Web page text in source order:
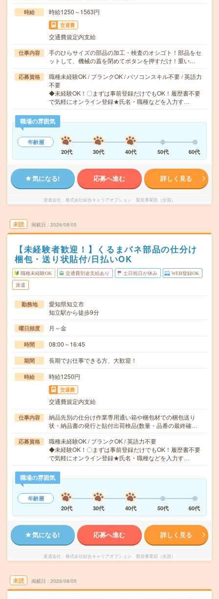
時給 時給1250～1563円
交通費
交通費規定内支給
仕事内容
手のひらサイズの部品の加工・検査のオシゴト！部品をセ
ットして、機械の蓋を閉めてボタンを押すだけ！重い…
応募資格
職種未経験OK / ブランクOK / パソコンスキル不要 / 英語力
不要
◆未経験OK！〇まずは事前登録だけでもOK！履歴書不要
で気軽にオンライン登録★氏名・職種などを入力す…
職場の雰囲気
年齢層
20代
30代 40代 50代 60代
気になる! 応募へ進む 詳しく見る
派遣会社 株式会社綜合キャリアオプション 製造事業部（全国）
未読 掲載日 2026/08/05
【未経験者歓迎！】くるまバネ部品の仕分け
梱包・送り状貼付/日払いOK
職種未経験OK 交通費別途支給あり 土日祝日が休み WEB登録OK
派遣
勤務地
愛知県知立市
知立駅から徒歩9分
曜日頻度 月～金
時間 08:00～16:45
期間 長期でお仕事できる方、大歓迎！
時給 時給1250円
交通費
交通費規定内支給
仕事内容
納品先別の仕分け作業専用通い箱や梱包材での梱包送り
状・納品書の発行と貼付出荷検品(数量・品番の最終確…
応募資格
職種未経験OK / ブランクOK / 英語力不要
◆未経験OK！〇まずは事前登録だけでもOK！履歴書不要
で気軽にオンライン登録★氏名・職種などを入力す…
職場の雰囲気
年齢層
20代
30代 40代 50代 60代
気になる! 応募へ進む 詳しく見る
派遣会社 株式会社綜合キャリアオプション 製造事業部（全国）
未読 掲載日 2026/08/05